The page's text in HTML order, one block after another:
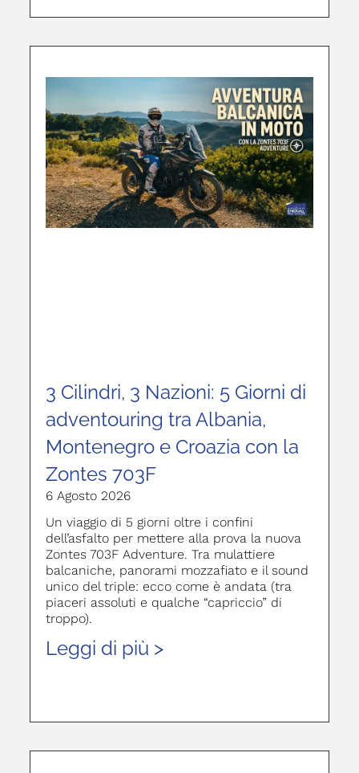
3 Cilindri, 3 Nazioni: 5 Giorni di
adventouring tra Albania,
Montenegro e Croazia con la
Zontes 703F
6 Agosto 2026
Un viaggio di 5 giorni oltre i confini
dell’asfalto per mettere alla prova la nuova
Zontes 703F Adventure. Tra mulattiere
balcaniche, panorami mozzafiato e il sound
unico del triple: ecco come è andata (tra
piaceri assoluti e qualche “capriccio” di
troppo).
Leggi di più >